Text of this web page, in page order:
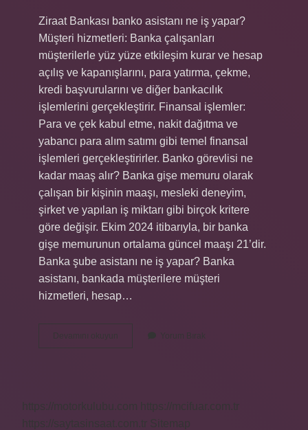
Ziraat Bankası banko asistanı ne iş yapar?
Müşteri hizmetleri: Banka çalışanları
müşterilerle yüz yüze etkileşim kurar ve hesap
açılış ve kapanışlarını, para yatırma, çekme,
kredi başvurularını ve diğer bankacılık
işlemlerini gerçekleştirir. Finansal işlemler:
Para ve çek kabul etme, nakit dağıtma ve
yabancı para alım satımı gibi temel finansal
işlemleri gerçekleştirirler. Banko görevlisi ne
kadar maaş alır? Banka gişe memuru olarak
çalışan bir kişinin maaşı, mesleki deneyim,
şirket ve yapılan iş miktarı gibi birçok kritere
göre değişir. Ekim 2024 itibarıyla, bir banka
gişe memurunun ortalama güncel maaşı 21’dir.
Banka şube asistanı ne iş yapar? Banka
asistanı, bankada müşterilere müşteri
hizmetleri, hesap…
Devamını okuyun
Asistanı
Yorum Bırak
https://motorkulubu.com
https://mcifuar.com.tr
https://saytasinsaat.com.tr Sitemap